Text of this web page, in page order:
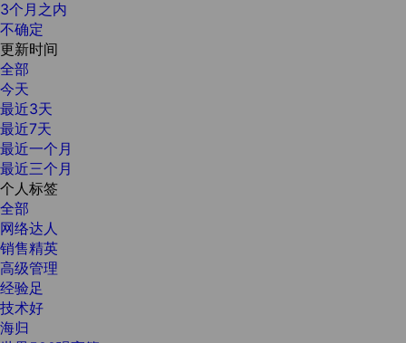
3个月之内
不确定
更新时间
全部
今天
最近3天
最近7天
最近一个月
最近三个月
个人标签
全部
网络达人
销售精英
高级管理
经验足
技术好
海归